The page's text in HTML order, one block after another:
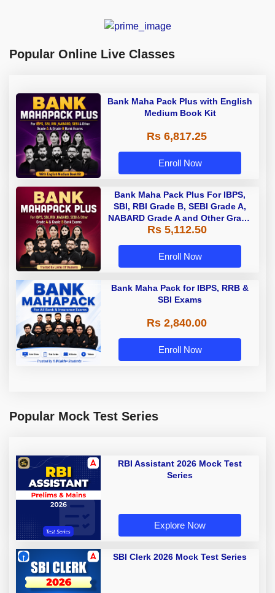
Popular Online Live Classes
Bank Maha Pack Plus with English
Medium Book Kit
Rs 6,817.25
Enroll Now
Bank Maha Pack Plus For IBPS,
SBI, RBI Grade B, SEBI Grade A,
NABARD Grade A and Other Grade
A & Grade B Bank Exams
Rs 5,112.50
Enroll Now
Bank Maha Pack for IBPS, RRB &
SBI Exams
Rs 2,840.00
Enroll Now
Popular Mock Test Series
RBI Assistant 2026 Mock Test
Series
Explore Now
SBI Clerk 2026 Mock Test Series